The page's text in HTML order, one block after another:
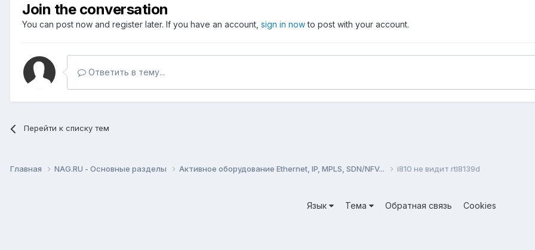
Join the conversation
You can post now and register later. If you have an account, sign in nowto post with your account.
Ответить в тему...
Перейти к списку тем
Главная NAG.RU - Основные разделы Активное оборудование Ethernet, IP, MPLS, SDN/NFV... i810 не видит rtl8139d
Язык Тема Обратная связь
Cookies